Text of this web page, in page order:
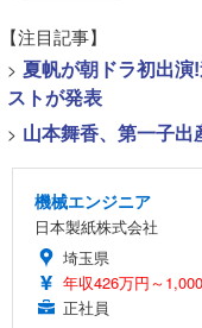
【注目記事】
> 夏帆が朝ドラ初出演
ストが発表
> 山本舞香、第一子出
機械エンジニア
日本製紙株式会社
埼玉県
年収426万円～
正社員